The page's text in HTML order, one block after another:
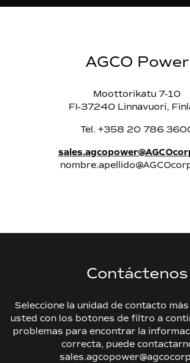
AGCO Power
Moottorikatu 7-10
FI-37240 Linnavuori,
Tel. +358 20 786
Contáctenos
Seleccione la unidad de contacto
usted con los botones de filtro a
problemas para encontrar la
correcta, puede